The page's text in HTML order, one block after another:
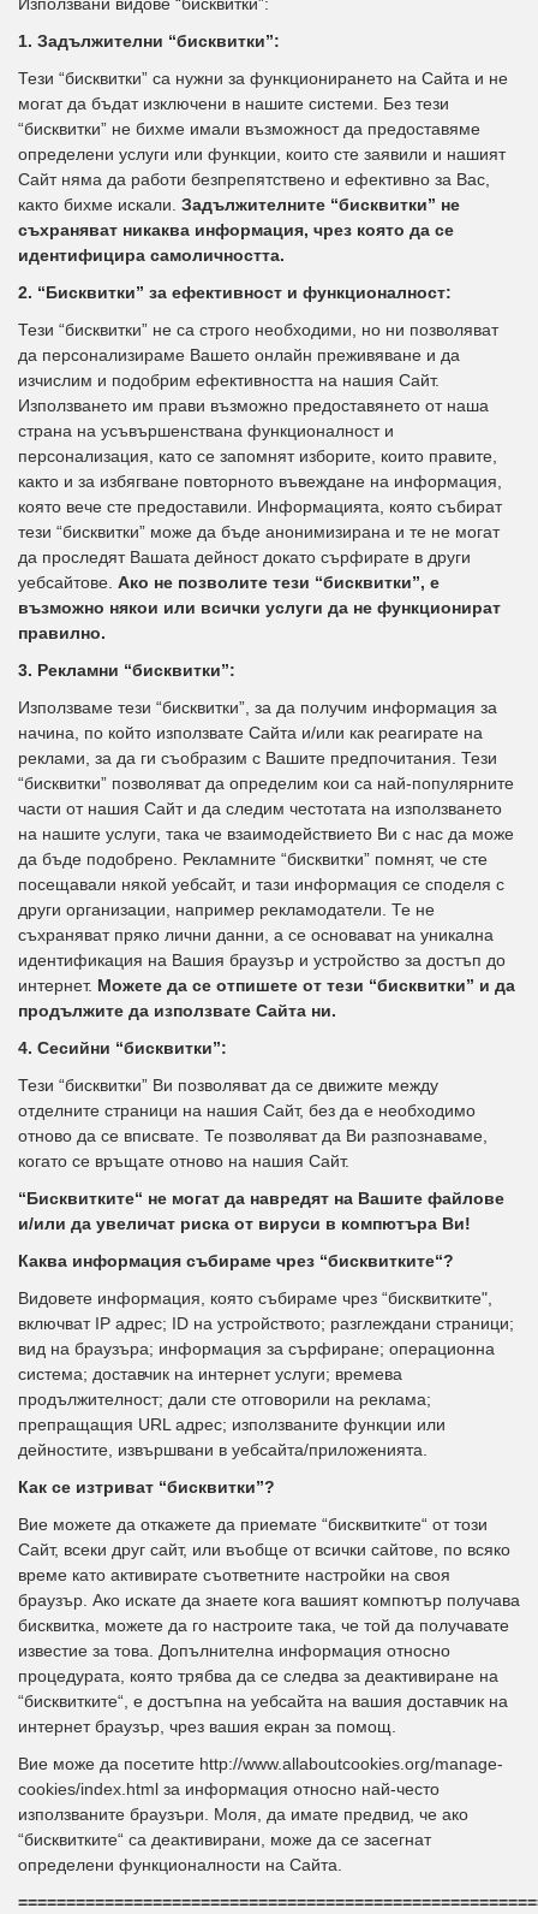
Използвани видове “бисквитки”:
1. Задължителни “бисквитки”:
Тези “бисквитки” са нужни за функционирането на Сайта и не
могат да бъдат изключени в нашите системи. Без тези
“бисквитки” не бихме имали възможност да предоставяме
определени услуги или функции, които сте заявили и нашият
Сайт няма да работи безпрепятствено и ефективно за Вас,
както бихме искали. Задължителните “бисквитки” не
съхраняват никаква информация, чрез която да се
идентифицира самоличността.
2. “Бисквитки” за ефективност и функционалност:
Тези “бисквитки” не са строго необходими, но ни позволяват
да персонализираме Вашето онлайн преживяване и да
изчислим и подобрим ефективността на нашия Сайт.
Използването им прави възможно предоставянето от наша
страна на усъвършенствана функционалност и
персонализация, като се запомнят изборите, които правите,
както и за избягване повторното въвеждане на информация,
която вече сте предоставили. Информацията, която събират
тези “бисквитки” може да бъде анонимизирана и те не могат
да проследят Вашата дейност докато сърфирате в други
уебсайтове. Ако не позволите тези “бисквитки”, е
възможно някои или всички услуги да не функционират
правилно.
3. Рекламни “бисквитки”:
Използваме тези “бисквитки”, за да получим информация за
начина, по който използвате Сайта и/или как реагирате на
реклами, за да ги съобразим с Вашите предпочитания. Тези
“бисквитки” позволяват да определим кои са най-популярните
части от нашия Сайт и да следим честотата на използването
на нашите услуги, така че взаимодействието Ви с нас да може
да бъде подобрено. Рекламните “бисквитки” помнят, че сте
посещавали някой уебсайт, и тази информация се споделя с
други организации, например рекламодатели. Те не
съхраняват пряко лични данни, а се основават на уникална
идентификация на Вашия браузър и устройство за достъп до
интернет. Можете да се отпишете от тези “бисквитки” и да
продължите да използвате Сайта ни.
4. Сесийни “бисквитки”:
Тези “бисквитки” Ви позволяват да се движите между
отделните страници на нашия Сайт, без да е необходимо
отново да се вписвате. Те позволяват да Ви разпознаваме,
когато се връщате отново на нашия Сайт.
“Бисквитките“ не могат да навредят на Вашите файлове
и/или да увеличат риска от вируси в компютъра Ви!
Каква информация събираме чрез “бисквитките“?
Видовете информация, която събираме чрез “бисквитките",
включват IP адрес; ID на устройството; разглеждани страници;
вид на браузъра; информация за сърфиране; операционна
система; доставчик на интернет услуги; времева
продължителност; дали сте отговорили на реклама;
препращащия URL адрес; използваните функции или
дейностите, извършвани в уебсайта/приложенията.
Как се изтриват “бисквитки”?
Вие можете да откажете да приемате “бисквитките“ от този
Сайт, всеки друг сайт, или въобще от всички сайтове, по всяко
време като активирате съответните настройки на своя
браузър. Ако искате да знаете кога вашият компютър получава
бисквитка, можете да го настроите така, че той да получавате
известие за това. Допълнителна информация относно
процедурата, която трябва да се следва за деактивиране на
“бисквитките“, е достъпна на уебсайта на вашия доставчик на
интернет браузър, чрез вашия екран за помощ.
Вие може да посетите http://www.allaboutcookies.org/manage-
cookies/index.html за информация относно най-често
използваните браузъри. Моля, да имате предвид, че ако
“бисквитките“ са деактивирани, може да се засегнат
определени функционалности на Сайта.